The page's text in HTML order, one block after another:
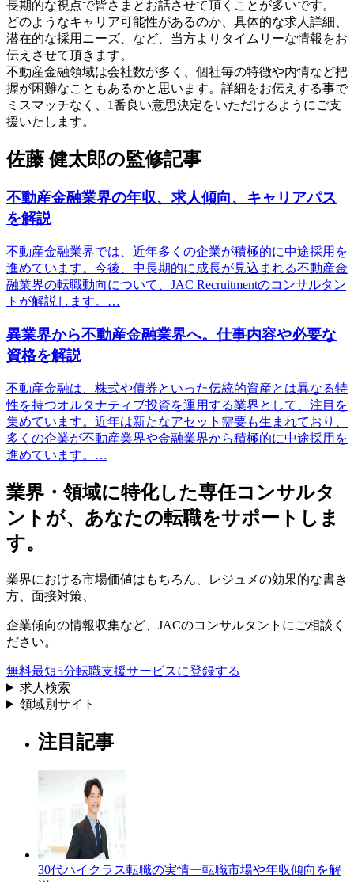
長期的な視点で皆さまとお話させて頂くことが多いです。
どのようなキャリア可能性があるのか、具体的な求人詳細、
潜在的な採用ニーズ、など、当方よりタイムリーな情報をお
伝えさせて頂きます。
不動産金融領域は会社数が多く、個社毎の特徴や内情など把
握が困難なこともあるかと思います。詳細をお伝えする事で
ミスマッチなく、1番良い意思決定をいただけるようにご支
援いたします。
佐藤 健太郎の監修記事
不動産金融業界の年収、求人傾向、キャリアパス
を解説
不動産金融業界では、近年多くの企業が積極的に中途採用を
進めています。今後、中長期的に成長が見込まれる不動産金
融業界の転職動向について、JAC Recruitmentのコンサルタン
トが解説します。…
異業界から不動産金融業界へ。仕事内容や必要な
資格を解説
不動産金融は、株式や債券といった伝統的資産とは異なる特
性を持つオルタナティブ投資を運用する業界として、注目を
集めています。近年は新たなアセット需要も生まれており、
多くの企業が不動産業界や金融業界から積極的に中途採用を
進めています。…
業界・領域に特化した専任コンサルタ
ントが、 あなたの転職をサポートしま
す。
業界における市場価値はもちろん、
レジュメの効果的な書き
方
面接対策
企業傾向の情報収集など、 JACのコンサルタントにご相談く
ださい。
無料最短5分転職支援サービスに登録する
求人検索
領域別サイト
注目記事
30代ハイクラス転職の実情ー転職市場や年収傾向を解